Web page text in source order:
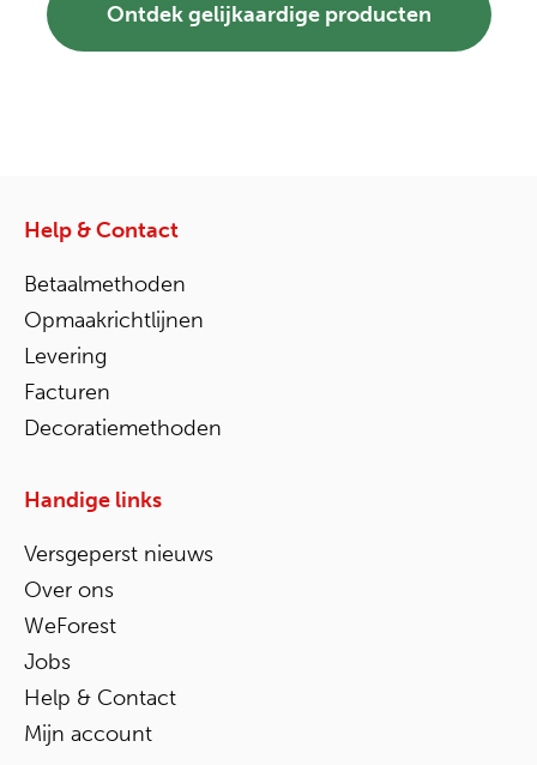
Ontdek gelijkaardige producten
Help & Contact
Betaalmethoden
Opmaakrichtlijnen
Levering
Facturen
Decoratiemethoden
Handige links
Versgeperst nieuws
Over ons
WeForest
Jobs
Help & Contact
Mijn account